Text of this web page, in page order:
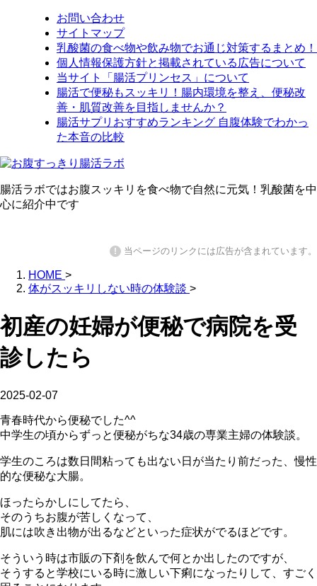
お問い合わせ
サイトマップ
乳酸菌の食べ物や飲み物でお通じ対策するまとめ！
個人情報保護方針と掲載されている広告について
当サイト「腸活プリンセス」について
腸活で便秘もスッキリ！腸内環境を整え、便秘改
善・肌質改善を目指しませんか？
腸活サプリおすすめランキング 自腹体験でわかっ
た本音の比較
腸活ラボではお腹スッキリを食べ物で自然に元気！乳酸菌を中
心に紹介中です
! 当ページのリンクには広告が含まれています。
HOME >
体がスッキリしない時の体験談 >
初産の妊婦が便秘で病院を受
診したら
2025-02-07
青春時代から便秘でした^^
中学生の頃からずっと便秘がちな34歳の専業主婦の体験談。
学生のころは数日間粘っても出ない日が当たり前だった、慢性
的な便秘な大腸。
ほったらかしにしてたら、
そのうちお腹が苦しくなって、
肌には吹き出物が出るなどといった症状がでるほどです。
そういう時は市販の下剤を飲んで何とか出したのですが、
そうすると学校にいる時に激しい下痢になったりして、すごく